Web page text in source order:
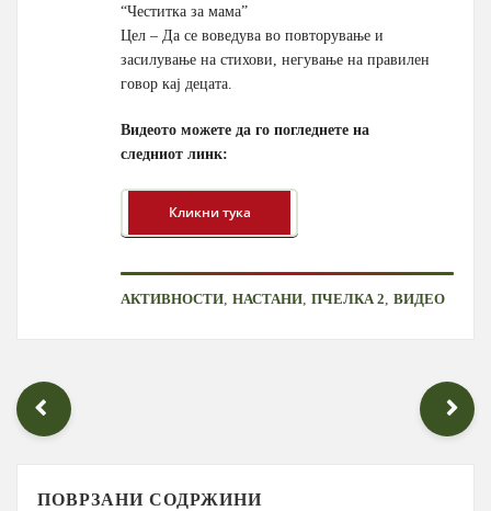
“Честитка за мама”
Цел – Да се воведува во повторување и
засилување на стихови, негување на правилен
говор кај децата.
Видеото можете да го погледнете на
следниот линк:
АКТИВНОСТИ,НАСТАНИ,ПЧЕЛКА 2,ВИДЕО
ПОВРЗАНИ СОДРЖИНИ